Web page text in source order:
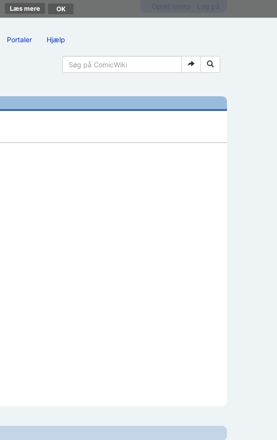
Læs mere
Portaler Hjælp